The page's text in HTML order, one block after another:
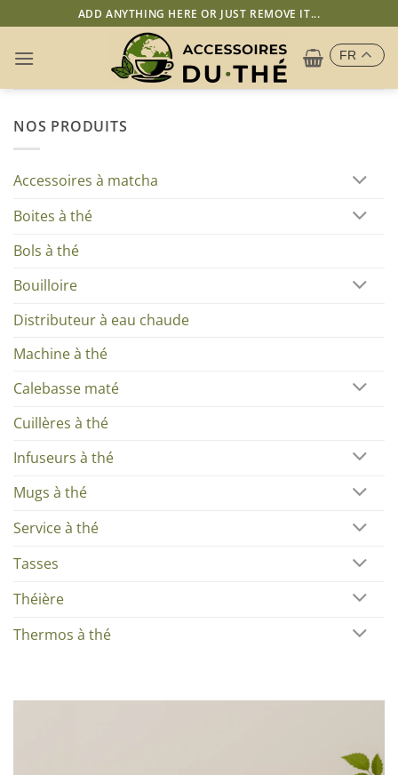
au
contenu
ADD ANYTHING HERE OR JUST REMOVE IT...
FR
NOS PRODUITS
Accessoires à matcha
Boites à thé
Bols à thé
Bouilloire
Distributeur à eau chaude
Machine à thé
Calebasse maté
Cuillères à thé
Infuseurs à thé
Mugs à thé
Service à thé
Tasses
Théière
Thermos à thé